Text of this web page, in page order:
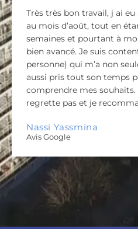
Très très bon travail, j ai
au mois d’août, tout en
semaines et pourtant à
bien avancé. Je suis
personne) qui m’a non
aussi pris tout son temps
comprendre mes
regrette pas et je
Nassi Yassmina
Avis Google